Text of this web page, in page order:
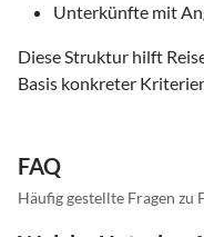
Unterkünfte mit
Diese Struktur hilft
Basis konkreter
FAQ
Häufig gestellte Fragen